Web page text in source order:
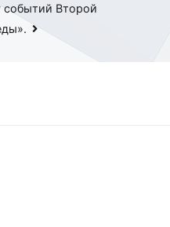
событий Второй